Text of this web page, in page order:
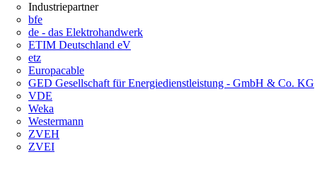
Industriepartner
bfe
de - das Elektrohandwerk
ETIM Deutschland eV
etz
Europacable
GED Gesellschaft für Energiedienstleistung - GmbH & Co. KG
VDE
Weka
Westermann
ZVEH
ZVEI